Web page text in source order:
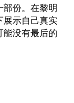
份。在黎明
展示自己真实
能没有最后的